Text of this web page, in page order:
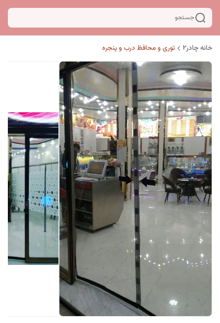
جستجو
خانه چادر۲ توری و محافظ درب و پنجره